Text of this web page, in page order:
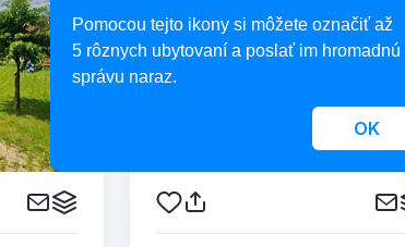
Pomocou tejto ikony si môžete označiť až
5 rôznych ubytovaní a poslať im hromadnú
správu naraz.
OK